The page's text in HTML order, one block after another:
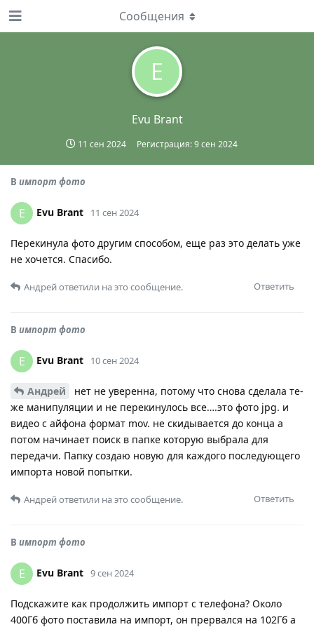
E
Evu Brant
11 сен 2024 Регистрация:9 сен 2024
Сообщения
В импорт фото
E Evu Brant 11 сен 2024
Перекинула фото другим способом, еще раз это делать уже
не хочется. Спасибо.
Ответить
Андрейответили на это сообщение.
В импорт фото
E Evu Brant 10 сен 2024
Андрей
нет не уверенна, потому что снова сделала те-
же манипуляции и не перекинулось все….это фото jpg. и
видео с айфона формат mov. не скидывается до конца а
потом начинает поиск в папке которую выбрала для
передачи. Папку создаю новую для каждого последующего
импорта новой попытки.
Ответить
Андрейответили на это сообщение.
В импорт фото
E Evu Brant 9 сен 2024
Подскажите как продолжить импорт с телефона? Около
400Гб фото поставила на импорт, он прервался на 102Гб а